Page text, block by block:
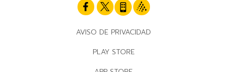
AVISO DE PRIVACIDAD
PLAY STORE